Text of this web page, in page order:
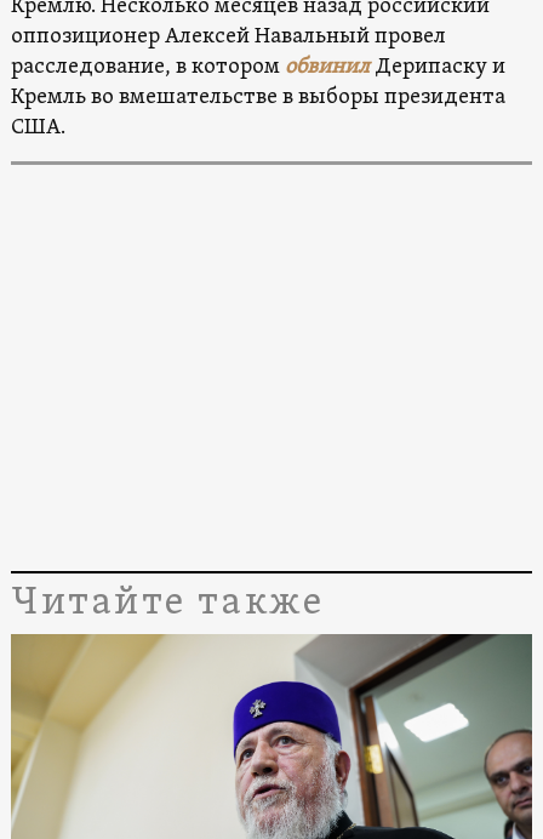
Кремлю. Несколько месяцев назад российский
оппозиционер Алексей Навальный провел
расследование, в котором обвинилДерипаску и
Кремль во вмешательстве в выборы президента
США.
Читайте также